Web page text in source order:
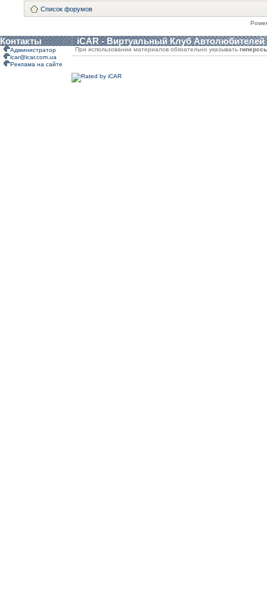
Список форумов
Контакты iCAR - Виртуальный Клуб Автолюбителей
Администратор
icar@icar.com.ua
Реклама на сайте
При использовании материалов обязательно указывать